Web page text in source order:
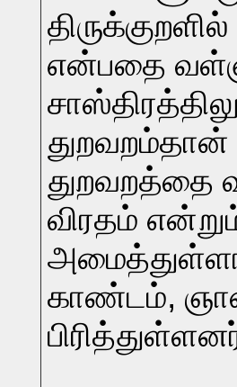
என்பதை
துறவறம்தான்
துறவறத்தை
விரதம்
காண்டம்,